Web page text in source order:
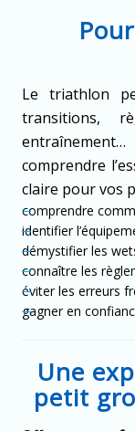
Le triathlon
transitions,
comprendre
claire pour vos
comprendre
identifier
démystifier les
connaître les
éviter les erreurs
gagner en
Une
petit